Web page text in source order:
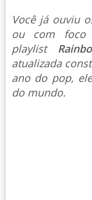
Você já ouviu
ou com foco
playlist
atualizada
ano do pop,
do mundo.